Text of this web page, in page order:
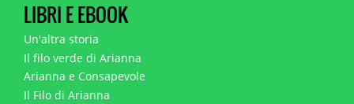
LIBRI E EBOOK
Un'altra storia
Il filo verde di Arianna
Arianna e Consapevole
Il Filo di Arianna